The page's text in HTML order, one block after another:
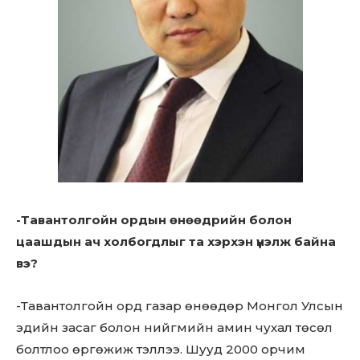
-Тавантолгойн ордын өнөөдрийн болон
цаашдын ач холбогдлыг та хэрхэн үнэлж байна
вэ?
-Тавантолгойн орд газар өнөөдөр Монгол Улсын
эдийн засаг болон нийгмийн амин чухал төсөл
болтлоо өргөжиж тэллээ. Шууд 2000 орчим